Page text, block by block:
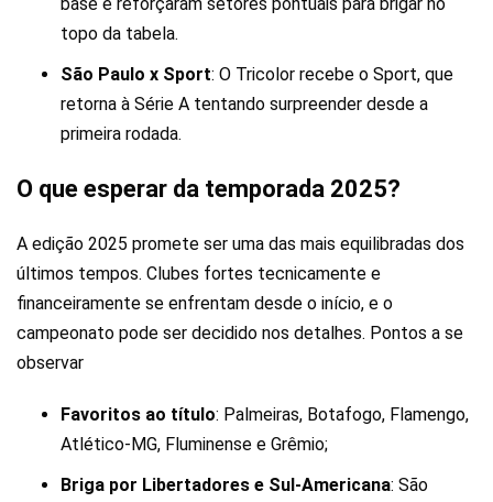
topo da tabela.
São Paulo x Sport: O Tricolor recebe o Sport, que
retorna à Série A tentando surpreender desde a
primeira rodada.
O que esperar da temporada 2025?
A edição 2025 promete ser uma das mais equilibradas dos
últimos tempos. Clubes fortes tecnicamente e
financeiramente se enfrentam desde o início, e o
campeonato pode ser decidido nos detalhes. Pontos a se
observar
Favoritos ao título: Palmeiras, Botafogo, Flamengo,
Atlético-MG, Fluminense e Grêmio;
Briga por Libertadores e Sul-Americana: São